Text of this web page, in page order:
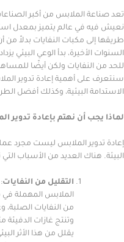
من أكبر الصناعات التي
عالم يتميز بمعدل استهلاك
مكبات النفايات بدلاً من أن تُعاد
بدأ الوعي البيئي يزداد حول
ولكن أيضًا للمساهمة في
أهمية إعادة تدوير الملابس،
البيئية، وكذلك أفضل الطرق لتحقيق
أن نهتم بإعادة تدوير الملابس؟
الملابس ليست مجرد عملية
العديد من الأسباب التي تجعل
التقليل من النفايات
الملابس المهملة في مكبات
من النفايات الصلبة، وعندما
وتنتج غازات الدفيئة مثل
يقلل من هذا الأثر البيئي الكبير.